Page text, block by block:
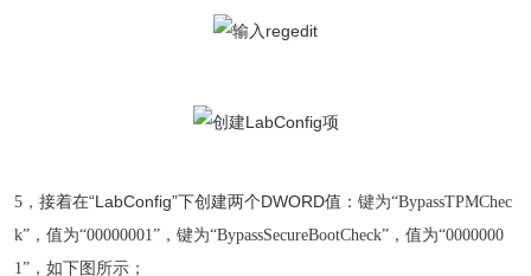
5，接着在“LabConfig”下创建两个DWORD值：键为“BypassTPMChec
k”，值为“00000001”，键为“BypassSecureBootCheck”，值为“0000000
1”，如下图所示；